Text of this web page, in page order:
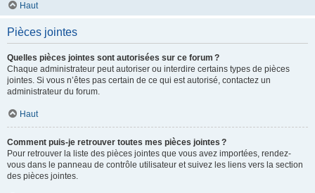
Haut
Pièces jointes
Quelles pièces jointes sont autorisées sur ce forum ?
Chaque administrateur peut autoriser ou interdire certains types de pièces
jointes. Si vous n’êtes pas certain de ce qui est autorisé, contactez un
administrateur du forum.
Haut
Comment puis-je retrouver toutes mes pièces jointes ?
Pour retrouver la liste des pièces jointes que vous avez importées, rendez-
vous dans le panneau de contrôle utilisateur et suivez les liens vers la section
des pièces jointes.